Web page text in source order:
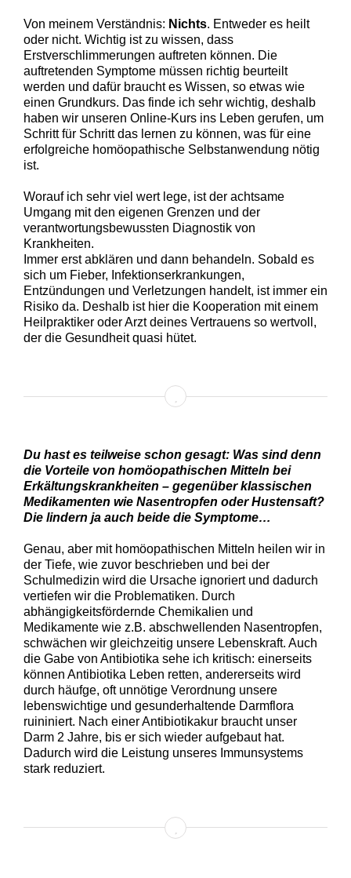
Von meinem Verständnis: Nichts. Entweder es heilt
oder nicht. Wichtig ist zu wissen, dass
Erstverschlimmerungen auftreten können. Die
auftretenden Symptome müssen richtig beurteilt
werden und dafür braucht es Wissen, so etwas wie
einen Grundkurs. Das finde ich sehr wichtig, deshalb
haben wir unseren Online-Kurs ins Leben gerufen, um
Schritt für Schritt das lernen zu können, was für eine
erfolgreiche homöopathische Selbstanwendung nötig
ist.
Worauf ich sehr viel wert lege, ist der achtsame
Umgang mit den eigenen Grenzen und der
verantwortungsbewussten Diagnostik von
Krankheiten.
Immer erst abklären und dann behandeln. Sobald es
sich um Fieber, Infektionserkrankungen,
Entzündungen und Verletzungen handelt, ist immer ein
Risiko da. Deshalb ist hier die Kooperation mit einem
Heilpraktiker oder Arzt deines Vertrauens so wertvoll,
der die Gesundheit quasi hütet.
Du hast es teilweise schon gesagt: Was sind denn
die Vorteile von homöopathischen Mitteln bei
Erkältungskrankheiten – gegenüber klassischen
Medikamenten wie Nasentropfen oder Hustensaft?
Die lindern ja auch beide die Symptome…
Genau, aber mit homöopathischen Mitteln heilen wir in
der Tiefe, wie zuvor beschrieben und bei der
Schulmedizin wird die Ursache ignoriert und dadurch
vertiefen wir die Problematiken. Durch
abhängigkeitsfördernde Chemikalien und
Medikamente wie z.B. abschwellenden Nasentropfen,
schwächen wir gleichzeitig unsere Lebenskraft. Auch
die Gabe von Antibiotika sehe ich kritisch: einerseits
können Antibiotika Leben retten, andererseits wird
durch häufge, oft unnötige Verordnung unsere
lebenswichtige und gesunderhaltende Darmflora
ruininiert. Nach einer Antibiotikakur braucht unser
Darm 2 Jahre, bis er sich wieder aufgebaut hat.
Dadurch wird die Leistung unseres Immunsystems
stark reduziert.